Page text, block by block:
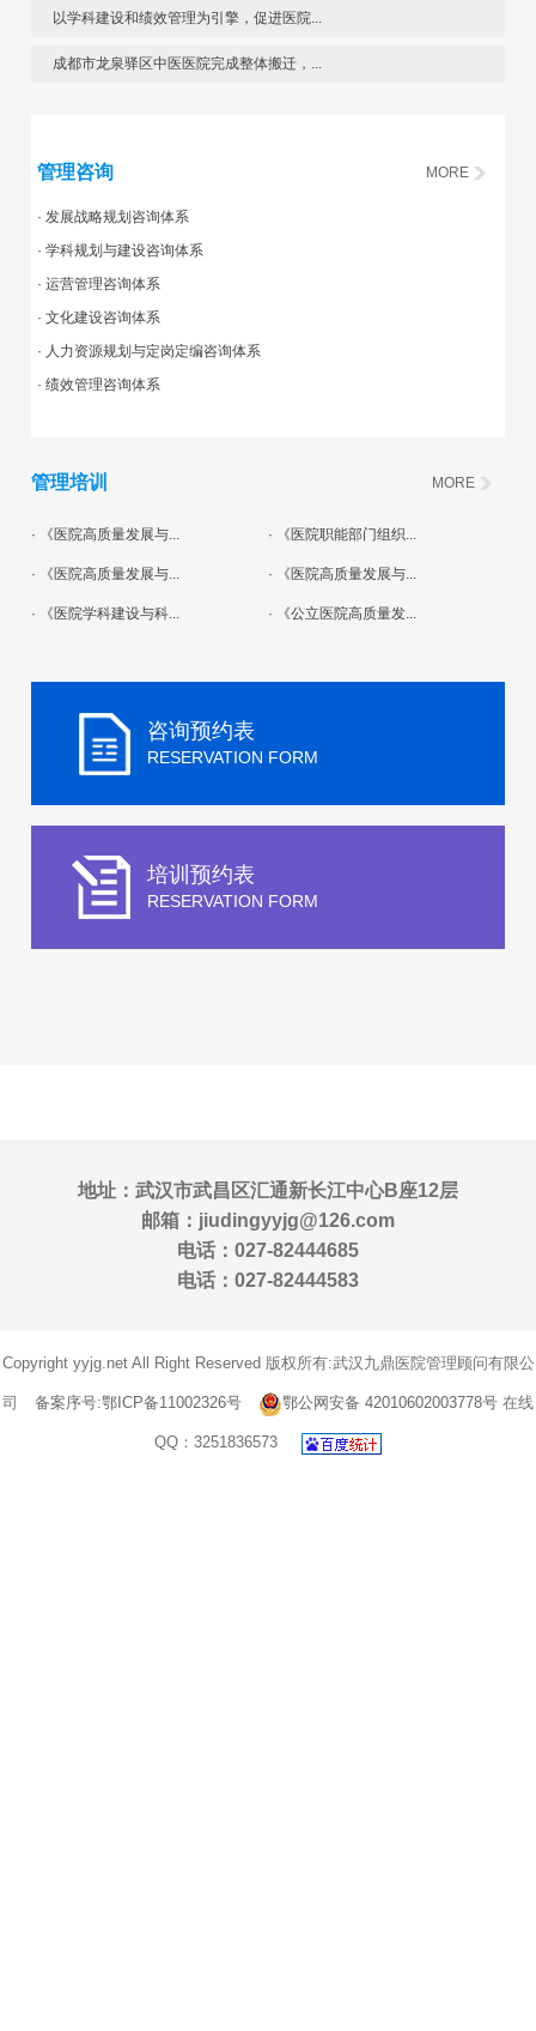
以学科建设和绩效管理为引擎，促进医院...
成都市龙泉驿区中医医院完成整体搬迁，...
管理咨询 MORE
· 发展战略规划咨询体系
· 学科规划与建设咨询体系
· 运营管理咨询体系
· 文化建设咨询体系
· 人力资源规划与定岗定编咨询体系
· 绩效管理咨询体系
管理培训 MORE
· 《医院高质量发展与... · 《医院职能部门组织...
· 《医院高质量发展与... · 《医院高质量发展与...
· 《医院学科建设与科... · 《公立医院高质量发...
咨询预约表
RESERVATION FORM
培训预约表
RESERVATION FORM
地址：武汉市武昌区汇通新长江中心B座12层
邮箱：jiudingyyjg@126.com
电话：027-82444685
电话：027-82444583
Copyright yyjg.net All Right Reserved 版权所有:武汉九鼎医院管理顾问有限公
司 备案序号:鄂ICP备11002326号 鄂公网安备 42010602003778号 在线
QQ：3251836573